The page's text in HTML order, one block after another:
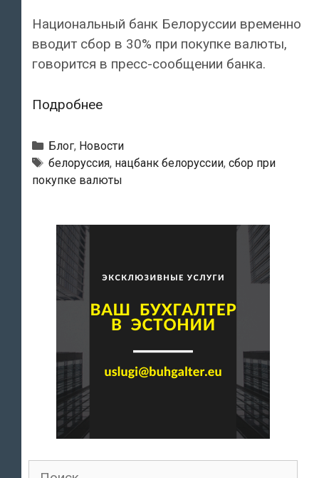
Национальный банк Белоруссии временно
вводит сбор в 30% при покупке валюты,
говорится в пресс-сообщении банка.
ПодробнееБелоруссия
30-
процентный
сбор
покупке
Рубрики
Блог, Новости
Тэги
белоруссия, нацбанк белоруссии, сбор при
покупке валюты
Поиск